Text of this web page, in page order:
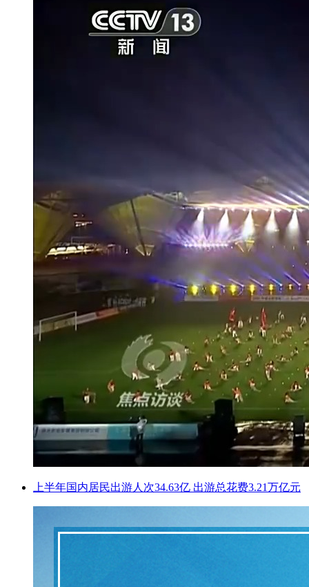
上半年国内居民出游人次34.63亿 出游总花费3.21万亿元